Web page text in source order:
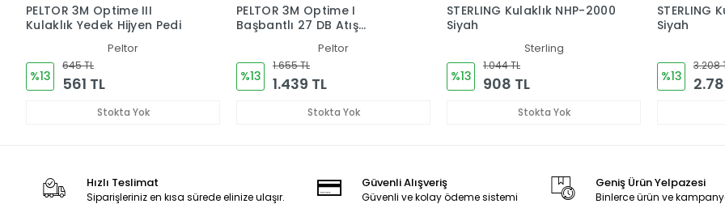
PELTOR 3M Optime III
Kulaklık Yedek Hijyen Pedi
Peltor
%13
645 TL
561 TL
Stokta Yok
PELTOR 3M Optime I
Başbantlı 27 DB Atış
Peltor
%13
1.655 TL
1.439 TL
Stokta Yok
STERLING Kulaklık NHP-2000
Siyah
Sterling
%13
1.044 TL
908 TL
Stokta Yok
STERLING
Siyah
%13
3.208
Hızlı Teslimat
Siparişleriniz en kısa sürede elinize ulaşır.
Güvenli Alışveriş
Güvenli ve kolay ödeme sistemi
Geniş Ürün Yelpazesi
Binlerce ürün ve